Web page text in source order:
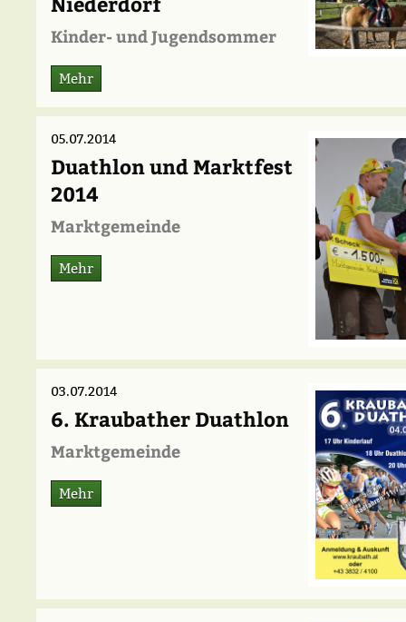
Kinder- und Jugendsommer
Mehr
05.07.2014
Duathlon und Marktfest
2014
Marktgemeinde
Mehr
03.07.2014
6. Kraubather Duathlon
Marktgemeinde
Mehr